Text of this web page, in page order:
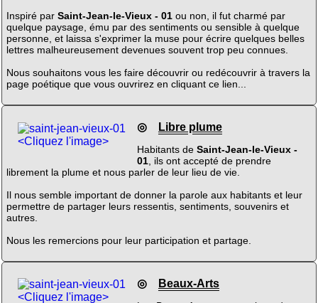
Inspiré par Saint-Jean-le-Vieux - 01ou non, il fut charmé par
quelque paysage, ému par des sentiments ou sensible à quelque
personne, et laissa s'exprimer la muse pour écrire quelques belles
lettres malheureusement devenues souvent trop peu connues.
Nous souhaitons vous les faire découvrir ou redécouvrir à travers la
page poétique que vous ouvrirez en cliquant ce lien...
<Cliquez l'image>
◎ Libre plume
Habitants de Saint-Jean-le-Vieux -
01, ils ont accepté de prendre
librement la plume et nous parler de leur lieu de vie.
Il nous semble important de donner la parole aux habitants et leur
permettre de partager leurs ressentis, sentiments, souvenirs et
autres.
Nous les remercions pour leur participation et partage.
<Cliquez l'image>
◎ Beaux-Arts